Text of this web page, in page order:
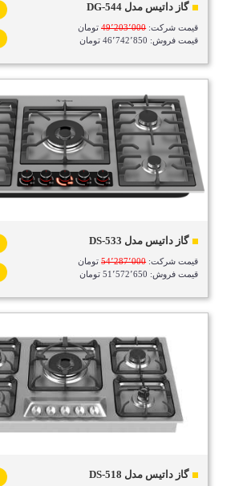
گاز داتیس مدل DG-544
قیمت شرکت:49٬203٬000تومان
قیمت فروش: 46٬742٬850 تومان
گاز داتیس مدل DS-533
قیمت شرکت:54٬287٬000تومان
قیمت فروش: 51٬572٬650 تومان
گاز داتیس مدل DS-518